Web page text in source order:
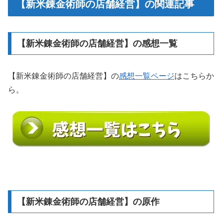
【新米錬金術師の店舗経営】の関連記事
【新米錬金術師の店舗経営】の感想一覧
【新米錬金術師の店舗経営】の感想一覧ページはこちらか
ら。
【新米錬金術師の店舗経営】の原作